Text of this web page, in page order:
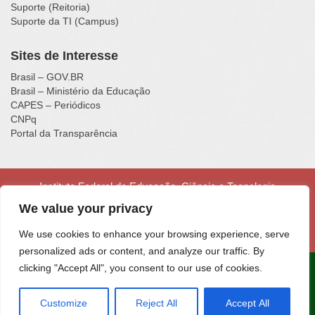
We value your privacy
We use cookies to enhance your browsing experience, serve
personalized ads or content, and analyze our traffic. By
clicking "Accept All", you consent to our use of cookies.
Customize Reject All Accept All
Suporte (Reitoria)
Suporte da TI (Campus)
Sites de Interesse
Brasil – GOV.BR
Brasil – Ministério da Educação
CAPES – Periódicos
CNPq
Portal da Transparência
Instituto Federal de Educação, Ciência e Tecnologia
Catarinense - Campus Luzerna
Rua Vigário Frei João, nº 550, Centro - Luzerna - SC - CEP
89609-000 - Fone (49) 3523-4300
Campus
Araquari.